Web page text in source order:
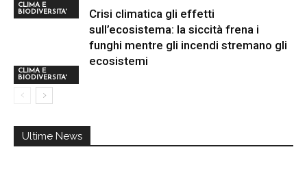
CLIMA E
BIODIVERSITA'
CLIMA E
BIODIVERSITA'
Crisi climatica gli effetti
sull’ecosistema: la siccità frena i
funghi mentre gli incendi stremano gli
ecosistemi
Ultime News